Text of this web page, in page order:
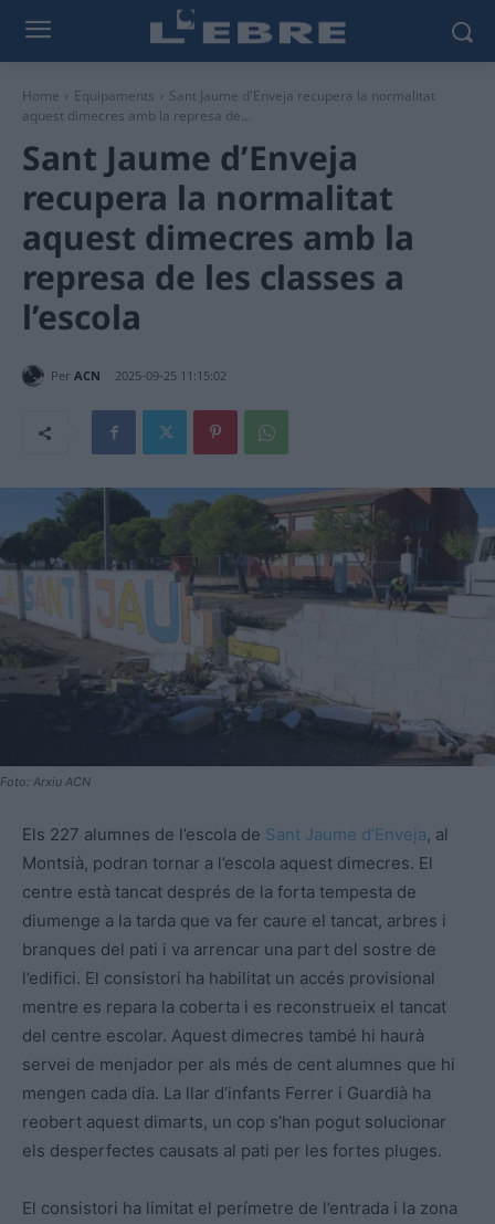
Home Equipaments
Sant Jaume d'Enveja recupera la normalitat
aquest dimecres amb la represa de...
Sant Jaume d’Enveja
recupera la normalitat
aquest dimecres amb la
represa de les classes a
l’escola
Per ACN 2025-09-25 11:15:02
Foto: Arxiu ACN
Els 227 alumnes de l’escola de Sant Jaume d’Enveja, al
Montsià, podran tornar a l’escola aquest dimecres. El
centre està tancat després de la forta tempesta de
diumenge a la tarda que va fer caure el tancat, arbres i
branques del pati i va arrencar una part del sostre de
l’edifici. El consistori ha habilitat un accés provisional
mentre es repara la coberta i es reconstrueix el tancat
del centre escolar. Aquest dimecres també hi haurà
servei de menjador per als més de cent alumnes que hi
mengen cada dia. La llar d’infants Ferrer i Guardià ha
reobert aquest dimarts, un cop s’han pogut solucionar
els desperfectes causats al pati per les fortes pluges.
El consistori ha limitat el perímetre de l’entrada i la zona